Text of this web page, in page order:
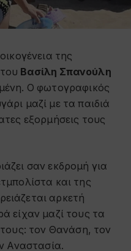
της
Βασίλη Σπανούλη
Ο φωτογραφικός
μαζί με τα παιδιά
εξορμήσεις τους
σαν εκδρομή για
και της
αρκετή
είχαν μαζί τους τα
τον Θανάση, τον
Αναστασία.